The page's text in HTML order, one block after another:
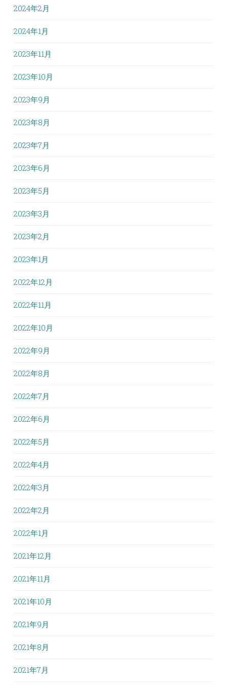
2024年2月
2024年1月
2023年11月
2023年10月
2023年9月
2023年8月
2023年7月
2023年6月
2023年5月
2023年3月
2023年2月
2023年1月
2022年12月
2022年11月
2022年10月
2022年9月
2022年8月
2022年7月
2022年6月
2022年5月
2022年4月
2022年3月
2022年2月
2022年1月
2021年12月
2021年11月
2021年10月
2021年9月
2021年8月
2021年7月